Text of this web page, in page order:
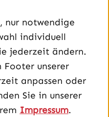
unter:
nur notwendige
individuell
jederzeit ändern.
unserer
anpassen oder
Sie in unserer
Impressum.